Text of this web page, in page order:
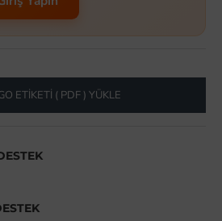
ETIKETI ( PDF ) YÜKLE